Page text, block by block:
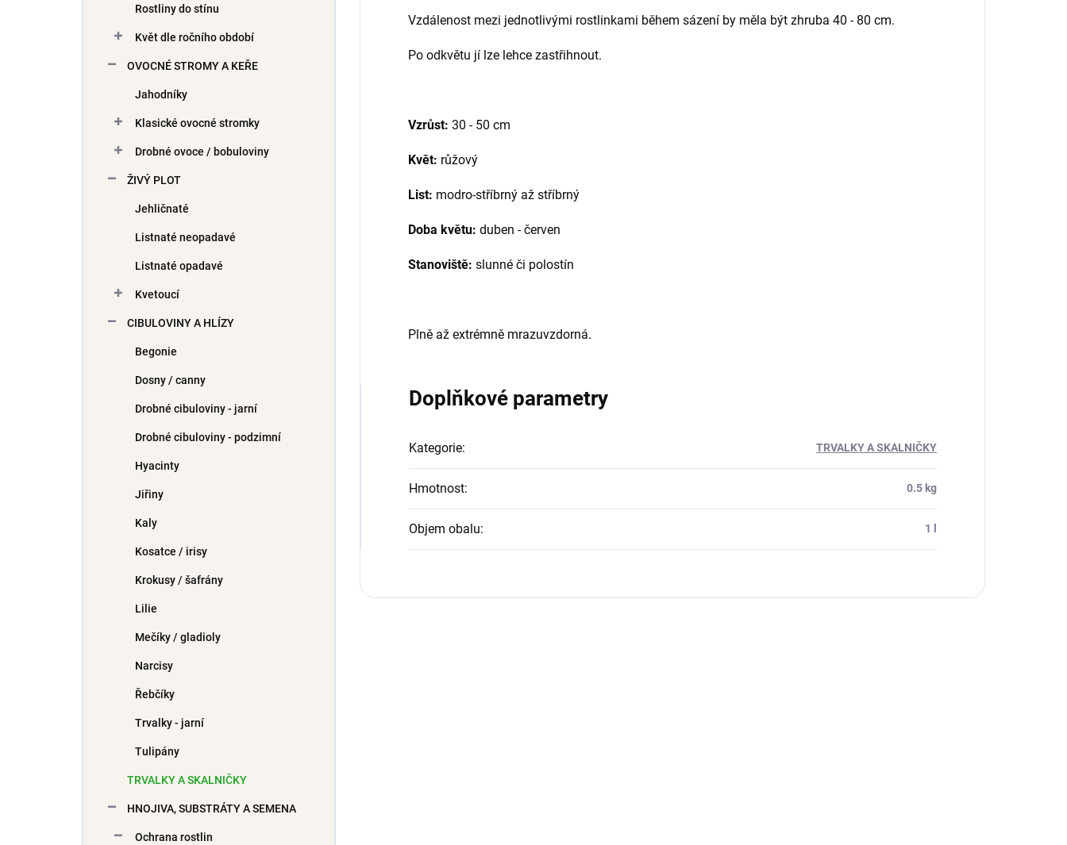
Rostliny do stínu
Květ dle ročního období
OVOCNÉ STROMY A KEŘE
Jahodníky
Klasické ovocné stromky
Drobné ovoce / bobuloviny
ŽIVÝ PLOT
Jehličnaté
Listnaté neopadavé
Listnaté opadavé
Kvetoucí
CIBULOVINY A HLÍZY
Begonie
Dosny / canny
Drobné cibuloviny - jarní
Drobné cibuloviny - podzimní
Hyacinty
Jiřiny
Kaly
Kosatce / irisy
Krokusy / šafrány
Lilie
Mečíky / gladioly
Narcisy
Řebčíky
Trvalky - jarní
Tulipány
TRVALKY A SKALNIČKY
HNOJIVA, SUBSTRÁTY A SEMENA
Ochrana rostlin
Vzdálenost mezi jednotlivými rostlinkami během sázení by měla být zhruba 40 - 80 cm.
Po odkvětu jí lze lehce zastřihnout.
Vzrůst: 30 - 50 cm
Květ: růžový
List: modro-stříbrný až stříbrný
Doba květu: duben - červen
Stanoviště: slunné či polostín
Plně až extrémně mrazuvzdorná.
Doplňkové parametry
Kategorie: TRVALKY A SKALNIČKY
Hmotnost: 0.5 kg
Objem obalu: 1 l